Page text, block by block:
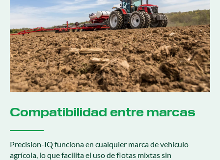
Compatibilidad entre marcas
Precision-IQ funciona en cualquier marca de vehículo
agrícola, lo que facilita el uso de flotas mixtas sin